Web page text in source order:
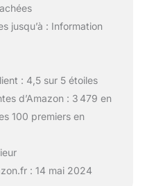
jusqu’à : Information
: 4,5 sur 5 étoiles
d’Amazon : 3 479 en
100 premiers en
: 14 mai 2024